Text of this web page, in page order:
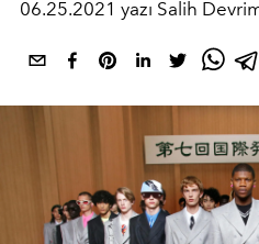
06.25.2021 yazı Salih